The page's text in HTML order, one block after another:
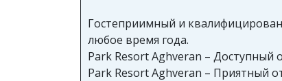
Гостеприимный и
любое время года.
Park Resort Aghveran – Доступный
Park Resort Aghveran – Приятный